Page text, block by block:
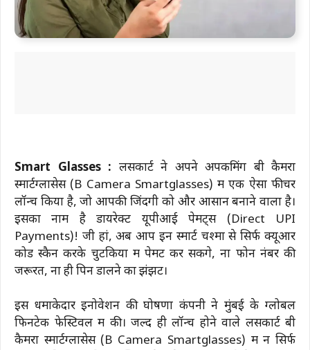
Smart Glasses : लेंसकार्ट ने अपने अपकमिंग बी कैमरा
स्मार्टग्लासेस (B Camera Smartglasses) में एक ऐसा फीचर
लॉन्च किया है, जो आपकी जिंदगी को और आसान बनाने वाला है।
इसका नाम है डायरेक्ट यूपीआई पेमेंट्स (Direct UPI
Payments)! जी हां, अब आप इन स्मार्ट चश्मों से सिर्फ क्यूआर
कोड स्कैन करके चुटकियों में पेमेंट कर सकेंगे, ना फोन नंबर की
जरूरत, ना ही पिन डालने का झंझट।
इस धमाकेदार इनोवेशन की घोषणा कंपनी ने मुंबई के ग्लोबल
फिनटेक फेस्टिवल में की। जल्द ही लॉन्च होने वाले लेंसकार्ट बी
कैमरा स्मार्टग्लासेस (B Camera Smartglasses) में न सिर्फ